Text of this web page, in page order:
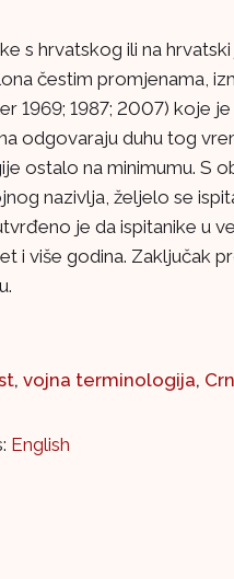
s hrvatskog ili na
čestim promjenama,
1969; 1987; 2007) koje
odgovaraju duhu tog
ostalo na minimumu. S
nazivlja, željelo se
je da ispitanike u
i više godina. Zaključak
, vojna terminologija,
English